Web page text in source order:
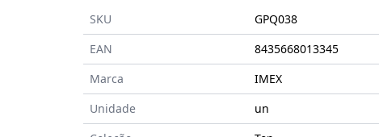
SKU
GPQ038
EAN
8435668013345
Marca
IMEX
Unidade
un